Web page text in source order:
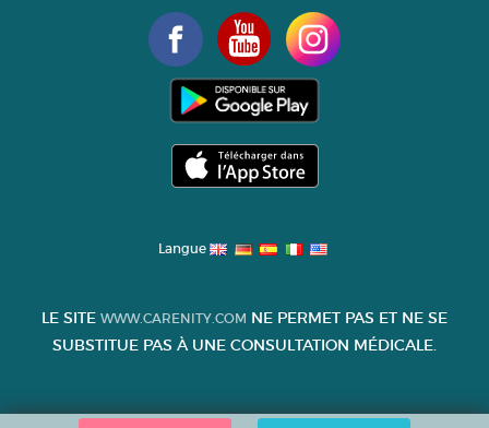
Langue
LE SITE WWW.CARENITY.COM NE PERMET PAS ET NE SE
SUBSTITUE PAS À UNE CONSULTATION MÉDICALE.